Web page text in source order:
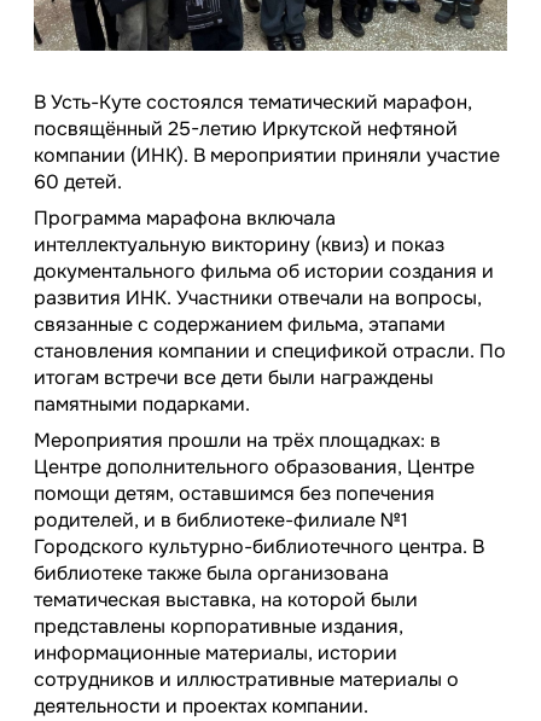
В Усть-Куте состоялся тематический марафон,
посвящённый 25-летию Иркутской нефтяной
компании (ИНК). В мероприятии приняли участие
60 детей.
Программа марафона включала
интеллектуальную викторину (квиз) и показ
документального фильма об истории создания и
развития ИНК. Участники отвечали на вопросы,
связанные с содержанием фильма, этапами
становления компании и спецификой отрасли. По
итогам встречи все дети были награждены
памятными подарками.
Мероприятия прошли на трёх площадках: в
Центре дополнительного образования, Центре
помощи детям, оставшимся без попечения
родителей, и в библиотеке-филиале №1
Городского культурно-библиотечного центра. В
библиотеке также была организована
тематическая выставка, на которой были
представлены корпоративные издания,
информационные материалы, истории
сотрудников и иллюстративные материалы о
деятельности и проектах компании.